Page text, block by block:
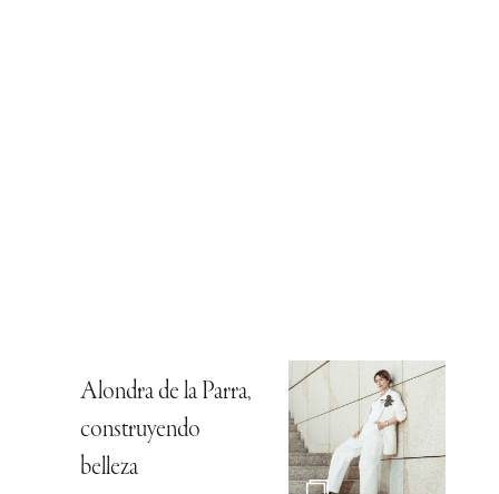
Alondra de la Parra,
construyendo
belleza